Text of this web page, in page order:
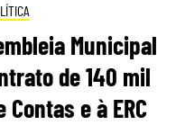
Municipal
de 140 mil
e à ERC